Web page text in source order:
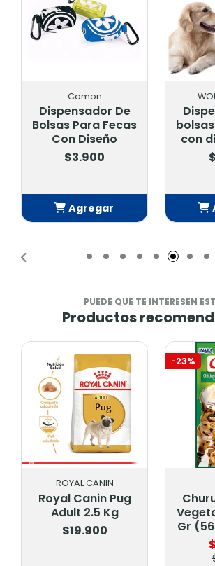
Camon
Dispensador De
Bolsas Para Fecas
Con Diseño
$3.900
Agregar
con
PUEDE QUE TE INTERESEN
Productos
ROYAL CANIN
Royal Canin Pug
Adult 2.5 Kg
$19.900
-23%
Gr